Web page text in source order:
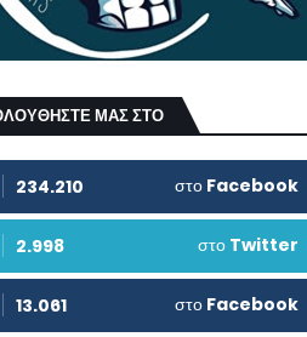
ΜΑΣ ΣΤΟ
234.210 στο Facebook
2.998 στο Twitter
13.061 στο Facebook